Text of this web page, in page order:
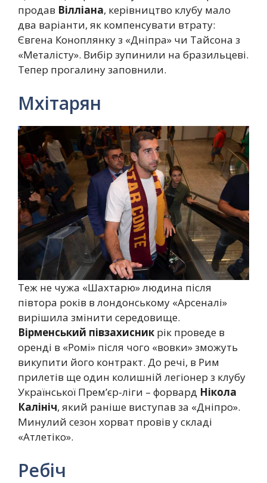
продав Вілліана, керівництво клубу мало
два варіанти, як компенсувати втрату:
Євгена Коноплянку з «Дніпра» чи Тайсона з
«Металісту». Вибір зупинили на бразильцеві.
Тепер прогалину заповнили.
Мхітарян
Теж не чужа «Шахтарю» людина після
півтора років в лондонському «Арсеналі»
вирішила змінити середовище.
Вірменський півзахисник рік проведе в
оренді в «Ромі» після чого «вовки» зможуть
викупити його контракт. До речі, в Рим
прилетів ще один колишній легіонер з клубу
Української Прем’єр-ліги – форвард Нікола
Калініч, який раніше виступав за «Дніпро».
Минулий сезон хорват провів у складі
«Атлетіко».
Ребіч